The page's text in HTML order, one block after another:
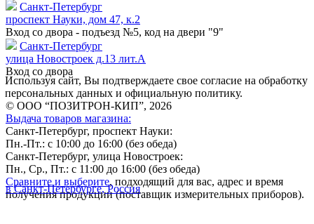
Санкт-Петербург
проспект Науки, дом 47, к.2
Вход со двора - подъезд №5, код на двери "9"
Санкт-Петербург
улица Новостроек д.13 лит.А
Вход со двора
Используя сайт, Вы подтверждаете свое согласие на обработку
персональных данных и официальную политику.
© ООО “ПОЗИТРОН-КИП”, 2026
Выдача товаров магазина:
Санкт-Петербург, проспект Науки:
Пн.-Пт.: с 10:00 до 16:00 (без обеда)
Санкт-Петербург, улица Новостроек:
Пн., Ср., Пт.: с 11:00 до 16:00 (без обеда)
Сравните и выберите, подходящий для вас, адрес и время
получения продукции (поставщик измерительных приборов).
в Санкт-Петербурге, Россия